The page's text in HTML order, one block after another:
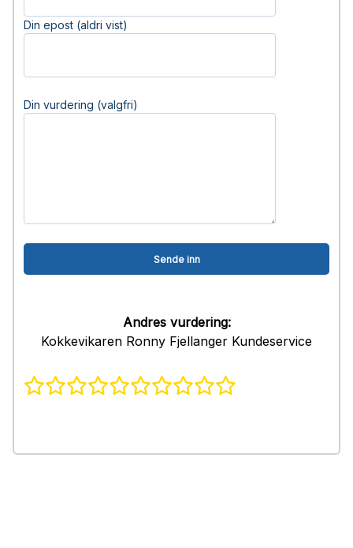
Din epost (aldri vist)
Din vurdering (valgfri)
Andres vurdering:
Kokkevikaren Ronny Fjellanger Kundeservice